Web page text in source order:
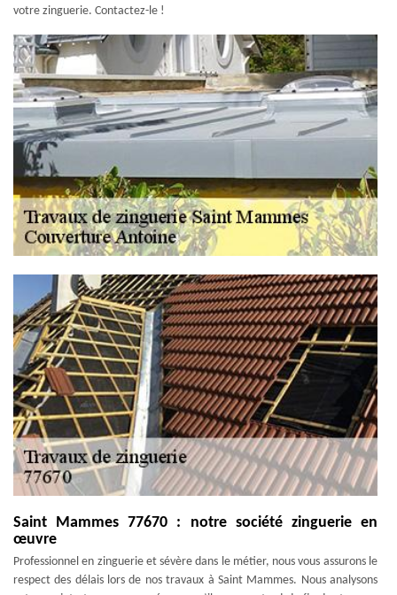
votre zinguerie. Contactez-le !
Saint Mammes 77670 : notre société zinguerie en
œuvre
Professionnel en zinguerie et sévère dans le métier, nous vous assurons le
respect des délais lors de nos travaux à Saint Mammes. Nous analysons